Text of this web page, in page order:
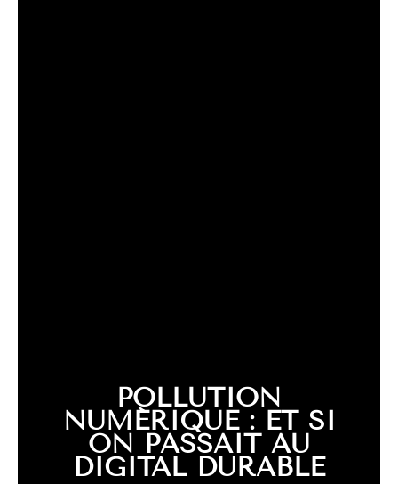
POLLUTION
NUMÉRIQUE : ET SI
ON PASSAIT AU
DIGITAL DURABLE